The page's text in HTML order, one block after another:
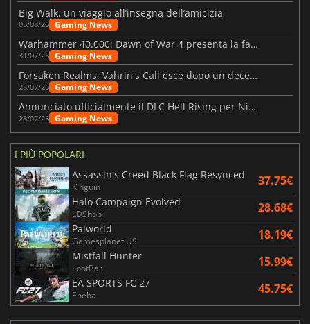
Big Walk, un viaggio all’insegna dell’amicizia
05/08/26 Gaming News
Warhammer 40.000: Dawn of War 4 presenta la fazione dei Necron
31/07/26 Gaming News
Forsaken Realms: Vahrin's Call esce dopo un decennio di sviluppo
28/07/26 Gaming News
Annunciato ufficialmente il DLC Hell Rising per Nioh 3
28/07/26 Gaming News
I PIÙ POPOLARI
Assassin's Creed Black Flag Resynced
Kinguin 37.75€
Halo Campaign Evolved
LDShop 28.68€
Palworld
Gamesplanet US 18.19€
Mistfall Hunter
LootBar 15.99€
EA SPORTS FC 27
Eneba 45.75€